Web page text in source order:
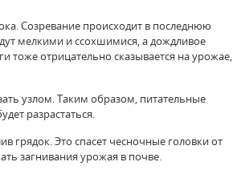
Созревание происходит в последнюю
мелкими и ссохшимися, а дождливое
отрицательно сказывается на урожае,
узлом. Таким образом, питательные
разрастаться.
грядок. Это спасет чесночные головки от
загнивания урожая в почве.